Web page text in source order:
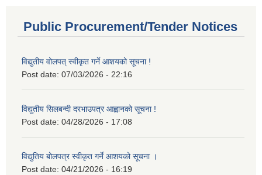
Public Procurement/Tender Notices
विद्युतीय वोलपत् स्वीकृत गर्ने आशयको सूचना !
Post date: 07/03/2026 - 22:16
विद्युतीय सिलबन्दी दरभाउपत्र आह्वानको सूचना !
Post date: 04/28/2026 - 17:08
विद्युतिय बोलपत्र स्वीकृत गर्ने आशयको सूचना ।
Post date: 04/21/2026 - 16:19